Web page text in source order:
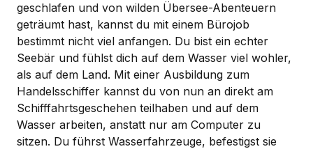
geschlafen und von wilden Übersee-Abenteuern
geträumt hast, kannst du mit einem Bürojob
bestimmt nicht viel anfangen. Du bist ein echter
Seebär und fühlst dich auf dem Wasser viel wohler,
als auf dem Land. Mit einer Ausbildung zum
Handelsschiffer kannst du von nun an direkt am
Schifffahrtsgeschehen teilhaben und auf dem
Wasser arbeiten, anstatt nur am Computer zu
sitzen. Du führst Wasserfahrzeuge, befestigst sie